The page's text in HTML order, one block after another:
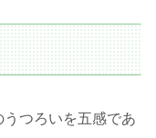
つろいを五感であ